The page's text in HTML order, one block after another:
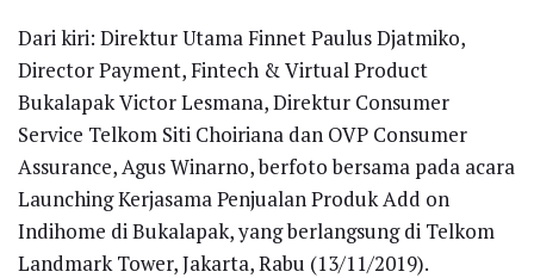
Dari kiri: Direktur Utama Finnet Paulus Djatmiko,
Director Payment, Fintech & Virtual Product
Bukalapak Victor Lesmana, Direktur Consumer
Service Telkom Siti Choiriana dan OVP Consumer
Assurance, Agus Winarno, berfoto bersama pada acara
Launching Kerjasama Penjualan Produk Add on
Indihome di Bukalapak, yang berlangsung di Telkom
Landmark Tower, Jakarta, Rabu (13/11/2019).